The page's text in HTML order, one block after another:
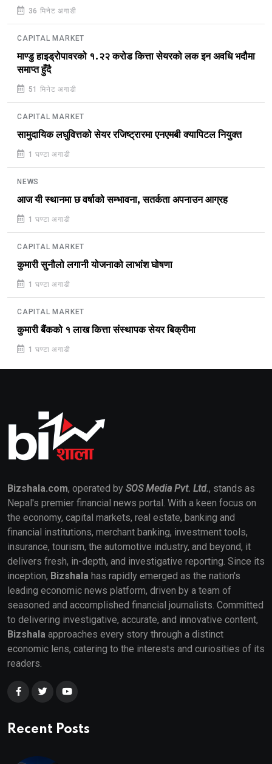
36 मिनेट अगाडी
CAPITAL MARKET
माण्डु हाइड्रोपावरको १.२२ करोड कित्ता सेयरको लक इन अवधि भदौमा
समाप्त हुँदै
51 मिनेट अगाडी
CAPITAL MARKET
सामुदायिक लघुवित्तको सेयर रजिष्ट्रारमा एनएमबी क्यापिटल नियुक्त
1 घण्टा अगाडी
NEWS
आज यी स्थानमा छ वर्षाको सम्भावना, सतर्कता अपनाउन आग्रह
1 घण्टा अगाडी
CAPITAL MARKET
कुमारी सुनौलो लगानी योजनाको लाभांश घोषणा
1 घण्टा अगाडी
CAPITAL MARKET
कुमारी बैंकको १ लाख कित्ता संस्थापक सेयर बिक्रीमा
1 घण्टा अगाडी
Bizshala.com, operated by SOS Media Pvt. Ltd., stands as
Nepal's premier financial news portal. With a keen focus on
the economy, capital markets, real estate, banking and
financial institutions, merchant banking, investment tools,
insurance, tourism, the automotive industry, and beyond, it
delivers fresh, in-depth, and investigative reporting. Since its
inception, Bizshala has rapidly emerged as the nation's
leading economic news platform, driven by a team of
seasoned and accomplished financial journalists. Committed
to delivering investigative, accurate, and innovative content,
Bizshala approaches every story through a distinct
economic lens, catering to the interests and curiosities of its
readers.
Recent Posts